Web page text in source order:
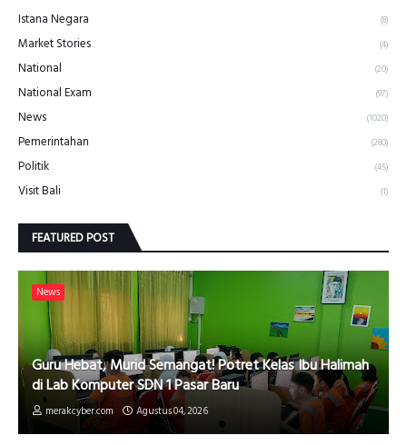
Istana Negara (8)
Market Stories (4)
National (20)
National Exam (97)
News (1020)
Pemerintahan (280)
Politik (45)
Visit Bali (1)
FEATURED POST
News
Guru Hebat, Murid Semangat! Potret Kelas Ibu Halimah
di Lab Komputer SDN 1 Pasar Baru
merakcyber.com Agustus 04, 2026